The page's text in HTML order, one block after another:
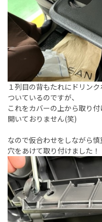
１列目の背もたれにドリン
ついているのですが、
これをカバーの上から取り付
開いておりません(笑)
なので仮合わせをしながら慎
穴をあけて取り付けました！